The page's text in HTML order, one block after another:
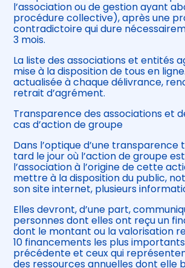
l’association ou de gestion ayant
procédure collective), après une
contradictoire qui dure
3 mois.
La liste des associations et entités
mise à la disposition de tous en
actualisée à chaque délivrance,
retrait d’agrément.
Transparence des associations et
cas d’action de groupe
Dans l’optique d’une transparence
tard le jour où l’action de groupe
l’association à l’origine de cette
mettre à la disposition du public,
son site internet, plusieurs
Elles devront, d’une part,
personnes dont elles ont reçu un
dont le montant ou la valorisation
10 financements les plus
précédente et ceux qui
des ressources annuelles dont elle